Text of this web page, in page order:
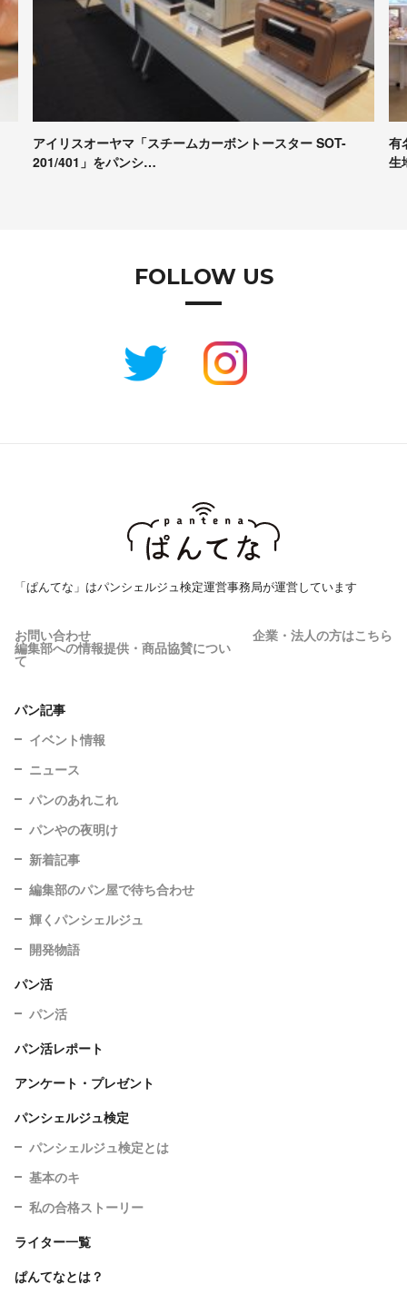
有名パンシェルジュたちが本音で評価！Pascoの冷凍パン
生地試食＆座談会レポート
【
コ
FOLLOW US
「ぱんてな」はパンシェルジュ検定運営事務局が運営しています
お問い合わせ 企業・法人の方はこちら
編集部への情報提供・商品協賛につい
て
パン記事
イベント情報
ニュース
パンのあれこれ
パンやの夜明け
新着記事
編集部のパン屋で待ち合わせ
輝くパンシェルジュ
開発物語
パン活
パン活
パン活レポート
アンケート・プレゼント
パンシェルジュ検定
パンシェルジュ検定とは
基本のキ
私の合格ストーリー
ライター一覧
ぱんてなとは？